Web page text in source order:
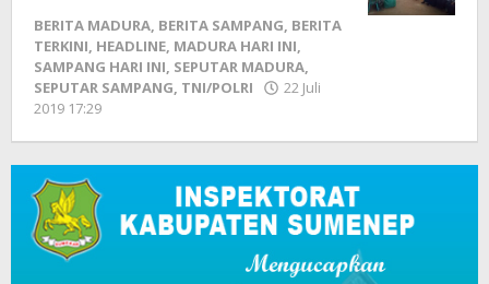
BERITA MADURA, BERITA SAMPANG, BERITA
TERKINI, HEADLINE, MADURA HARI INI,
SAMPANG HARI INI, SEPUTAR MADURA,
SEPUTAR SAMPANG, TNI/POLRI
22 Juli
2019 17:29